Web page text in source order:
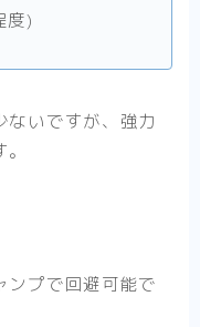
度)
ないですが、強力
ンプで回避可能で